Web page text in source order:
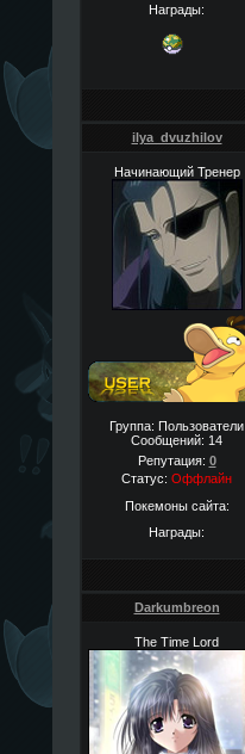
Награды:
ilya_dvuzhilov
Начинающий Тренер
Группа: Пользователи
Сообщений: 14
Репутация: 0
Статус: Оффлайн
Покемоны сайта:
Награды:
Darkumbreon
The Time Lord